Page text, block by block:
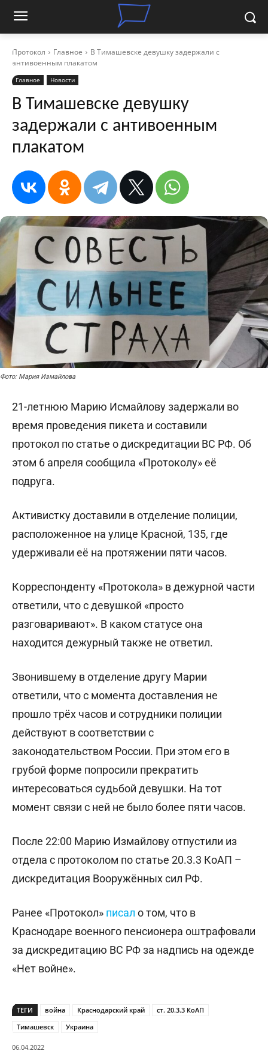
Протокол Главное
В Тимашевске девушку задержали с
антивоенным плакатом
Главное Новости
В Тимашевске девушку
задержали с антивоенным
плакатом
Фото: Мария Измайлова
21-летнюю Марию Исмайлову задержали во
время проведения пикета и составили
протокол по статье о дискредитации ВС РФ. Об
этом 6 апреля сообщила «Протоколу» её
подруга.
Активистку доставили в отделение полиции,
расположенное на улице Красной, 135, где
удерживали её на протяжении пяти часов.
Корреспонденту «Протокола» в дежурной части
ответили, что с девушкой «просто
разговаривают». В каком статусе она
находится дежурный также не ответил.
Звонившему в отделение другу Марии
ответили, что с момента доставления не
прошло трёх часов и сотрудники полиции
действуют в соответствии с
законодательством России. При этом его в
грубой форме попросили прекратить
интересоваться судьбой девушки. На тот
момент связи с ней не было более пяти часов.
После 22:00 Марию Измайлову отпустили из
отдела с протоколом по статье 20.3.3 КоАП –
дискредитация Вооружённых сил РФ.
Ранее «Протокол» писал о том, что в
Краснодаре военного пенсионера оштрафовали
за дискредитацию ВС РФ за надпись на одежде
«Нет войне».
ТЕГИ война Краснодарский край
ст. 20.3.3 КоАП
Тимашевск
Украина
06.04.2022